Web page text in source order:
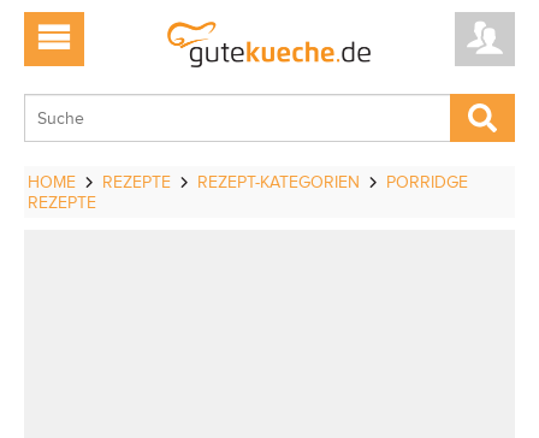
HOME REZEPTE REZEPT-KATEGORIEN
PORRIDGE
REZEPTE